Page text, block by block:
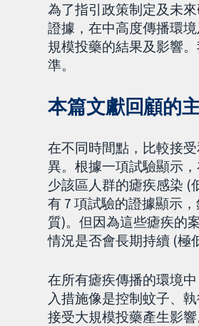
為了指引政策制定及未
證據，在中高度傳播環
規模投藥的結果及影響
準。
本篇文獻回顧的
在不同時間點，比較接
異。根據一項試驗顯示
少該區人群的瘧疾感染 (
有 7 項試驗的證據顯示
質)。但因為這些瘧疾的
情況是否會長期持續 (極
在所有瘧疾傳播的環境
入措施像是控制蚊子、
接受大規模投藥產生影